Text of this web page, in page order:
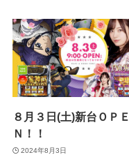
８月３日(土)新台ＯＰＥ
Ｎ！！
2024年8月3日